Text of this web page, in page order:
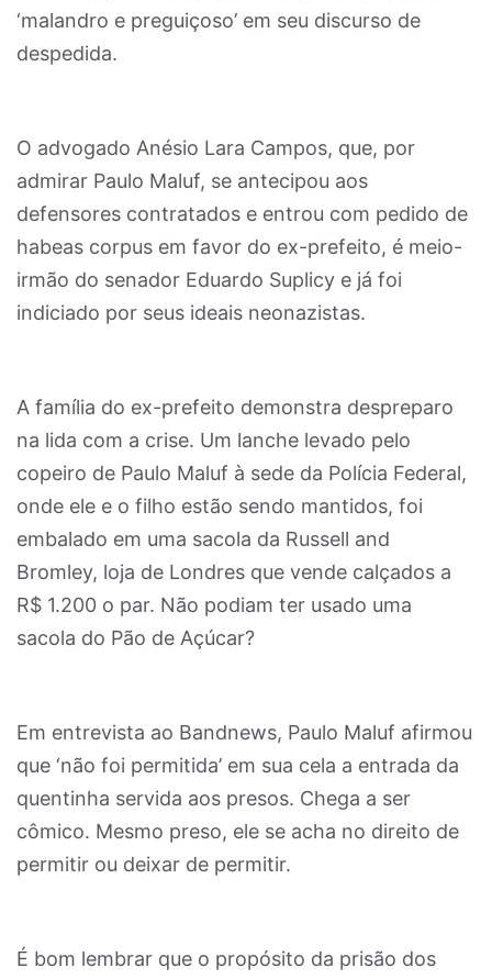
‘malandro e preguiçoso’ em seu discurso de
despedida.
O advogado Anésio Lara Campos, que, por
admirar Paulo Maluf, se antecipou aos
defensores contratados e entrou com pedido de
habeas corpus em favor do ex-prefeito, é meio-
irmão do senador Eduardo Suplicy e já foi
indiciado por seus ideais neonazistas.
A família do ex-prefeito demonstra despreparo
na lida com a crise. Um lanche levado pelo
copeiro de Paulo Maluf à sede da Polícia Federal,
onde ele e o filho estão sendo mantidos, foi
embalado em uma sacola da Russell and
Bromley, loja de Londres que vende calçados a
R$ 1.200 o par. Não podiam ter usado uma
sacola do Pão de Açúcar?
Em entrevista ao Bandnews, Paulo Maluf afirmou
que ‘não foi permitida’ em sua cela a entrada da
quentinha servida aos presos. Chega a ser
cômico. Mesmo preso, ele se acha no direito de
permitir ou deixar de permitir.
É bom lembrar que o propósito da prisão dos